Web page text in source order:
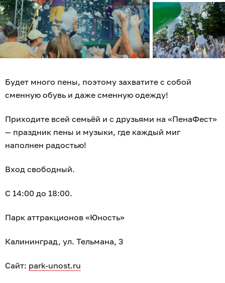
Будет много пены, поэтому захватите с собой
сменную обувь и даже сменную одежду!
Приходите всей семьёй и с друзьями на «ПенаФест»
— праздник пены и музыки, где каждый миг
наполнен радостью!
Вход свободный.
С 14:00 до 18:00.
Парк аттракционов «Юность»
Калининград, ул. Тельмана, 3
Сайт: park-unost.ru